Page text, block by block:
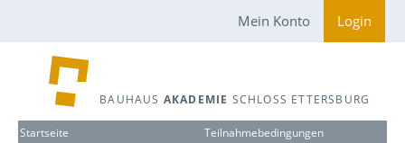
Mein Konto Login
BAUHAUS AKADEMIE SCHLOSS ETTERSBURG
Startseite
Teilnahmebedingungen